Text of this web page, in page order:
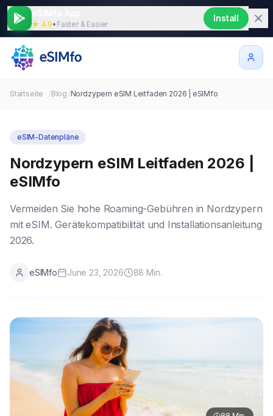
★ 4.9• Faster & Easier
Install
Startseite /Blog /Nordzypern eSIM Leitfaden 2026 | eSIMfo
eSIM-Datenpläne
Nordzypern eSIM Leitfaden 2026 |
eSIMfo
Vermeiden Sie hohe Roaming-Gebühren in Nordzypern
mit eSIM. Gerätekompatibilität und Installationsanleitung
2026.
eSIMfo June 23, 2026 88 Min.